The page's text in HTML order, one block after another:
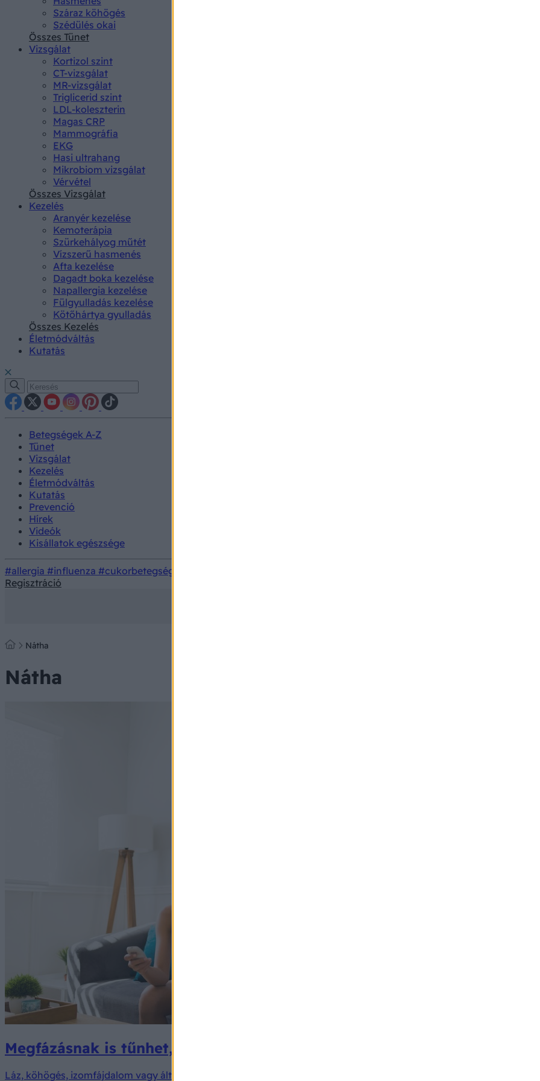
Száraz köhögés
Szédülés okai
Összes Tünet
Vizsgálat
Kortizol szint
CT-vizsgálat
MR-vizsgálat
Triglicerid szint
LDL-koleszterin
Magas CRP
Mammográfia
EKG
Hasi ultrahang
Mikrobiom vizsgálat
Vérvétel
Összes Vizsgálat
Kezelés
Aranyér kezelése
Kemoterápia
Szürkehályog műtét
Vízszerű hasmenés
Afta kezelése
Dagadt boka kezelése
Napallergia kezelése
Fülgyulladás kezelése
Kötőhártya gyulladás
Összes Kezelés
Életmódváltás
Kutatás
Betegségek A-Z
Tünet
Vizsgálat
Kezelés
Életmódváltás
Kutatás
Prevenció
Hírek
Videók
Kisállatok egészsége
#allergia #influenza #cukorbetegség
Regisztráció
Nátha
Nátha
Megfázásnak is tűnhet, pedig fertőzés is állhat a háttérben: ezek a
Láz, köhögés, izomfájdalom vagy általános rossz közérzet – a legionella fertőzés kezdeti tünetei könnyen